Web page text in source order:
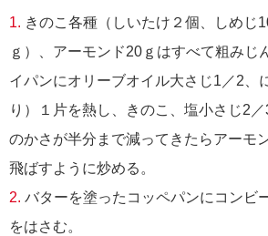
1. きのこ各種（しいたけ２個、しめじ
ｇ）、アーモンド20ｇはすべて粗みじ
イパンにオリーブオイル大さじ1／2、
り）１片を熱し、きのこ、塩小さじ2
のかさが半分まで減ってきたらアーモ
飛ばすように炒める。
2. バターを塗ったコッペパンにコンビ
をはさむ。